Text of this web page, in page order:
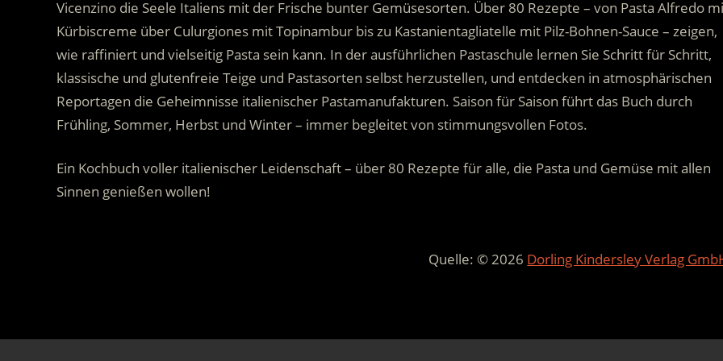
Vicenzino die Seele Italiens mit der Frische bunter Gemüsesorten. Über 80 Rezepte – von Pasta Alfredo
Kürbiscreme über Culurgiones mit Topinambur bis zu Kastanientagliatelle mit Pilz-Bohnen-Sauce – zeigen,
wie raffiniert und vielseitig Pasta sein kann. In der ausführlichen Pastaschule lernen Sie Schritt für Schritt,
klassische und glutenfreie Teige und Pastasorten selbst herzustellen, und entdecken in atmosphärischen
Reportagen die Geheimnisse italienischer Pastamanufakturen. Saison für Saison führt das Buch durch
Frühling, Sommer, Herbst und Winter – immer begleitet von stimmungsvollen Fotos.
Ein Kochbuch voller italienischer Leidenschaft – über 80 Rezepte für alle, die Pasta und Gemüse mit allen
Sinnen genießen wollen!
Quelle: © 2026 Dorling Kindersley Verlag